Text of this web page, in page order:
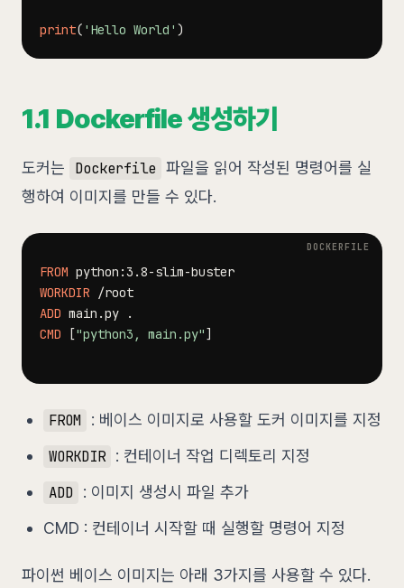
print( 'Hello World' )
1.1 Dockerfile 생성하기
도커는 Dockerfile 파일을 읽어 작성된 명령어를 실
행하여 이미지를 만들 수 있다.
FROM python:3.8-slim-buster
WORKDIR /root
ADD main.py .
CMD ["python3, main.py"]
FROM : 베이스 이미지로 사용할 도커 이미지를 지정
WORKDIR : 컨테이너 작업 디렉토리 지정
ADD : 이미지 생성시 파일 추가
CMD : 컨테이너 시작할 때 실행할 명령어 지정
파이썬 베이스 이미지는 아래 3가지를 사용할 수 있다.